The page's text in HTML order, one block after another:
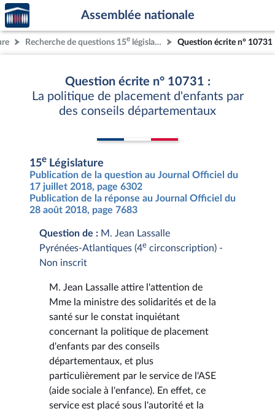
Aller au contenu
Aller en bas de la page
Accèder
à la
page
d'accueil
Assemblée nationale
Recherche de questions 15e législature Question écrite n° 10731
Question écrite n° 10731 :
La politique de placement d'enfants par
des conseils départementaux
15e Législature
Publication de la question au Journal Officiel du
17 juillet 2018, page 6302
Publication de la réponse au Journal Officiel du
28 août 2018, page 7683
Question de : M. Jean Lassalle
Pyrénées-Atlantiques (4e circonscription) -
Non inscrit
M. Jean Lassalle attire l'attention de
Mme la ministre des solidarités et de la
santé sur le constat inquiétant
concernant la politique de placement
d'enfants par des conseils
départementaux, et plus
particulièrement par le service de l'ASE
(aide sociale à l'enfance). En effet, ce
service est placé sous l'autorité et la